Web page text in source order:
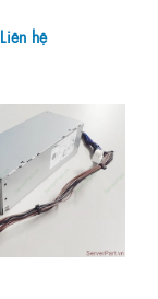
Liên hệ